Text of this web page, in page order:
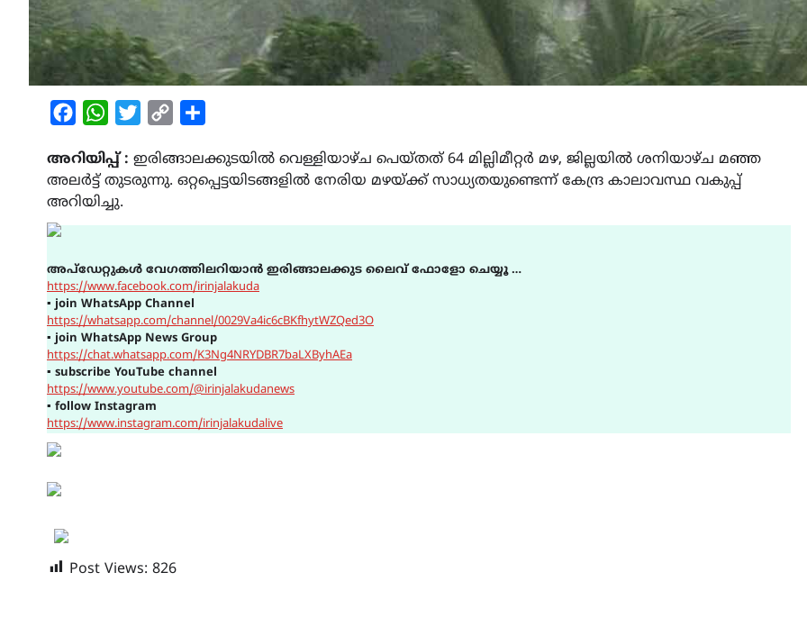
FacebookWhatsAppTwitterCopy
അറിയിപ്പ് : ഇരിങ്ങാലക്കുടയിൽ വെള്ളിയാഴ്ച പെയ്തത് 64 മില്ലിമീറ്റർ മഴ, ജില്ലയിൽ ശനിയാഴ്ച മഞ്ഞ
അലർട്ട് തുടരുന്നു. ഒറ്റപ്പെട്ടയിടങ്ങളിൽ നേരിയ മഴയ്ക്ക് സാധ്യതയുണ്ടെന്ന് കേന്ദ്ര കാലാവസ്ഥ വകുപ്പ്
അറിയിച്ചു.
അപ്ഡേറ്റുകൾ വേഗത്തിലറിയാൻ ഇരിങ്ങാലക്കുട ലൈവ് ഫോളോ ചെയ്യൂ …
https://www.facebook.com/irinjalakuda
▪ join WhatsApp Channel
https://whatsapp.com/channel/0029Va4ic6cBKfhytWZQed3O
▪ join WhatsApp News Group
https://chat.whatsapp.com/K3Ng4NRYDBR7baLXByhAEa
▪ subscribe YouTube channel
https://www.youtube.com/@irinjalakudanews
▪ follow Instagram
https://www.instagram.com/irinjalakudalive
Post Views: 826